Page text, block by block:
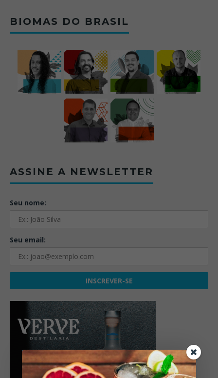
BIOMAS DO BRASIL
ASSINE A NEWSLETTER
Seu nome:
Seu email: